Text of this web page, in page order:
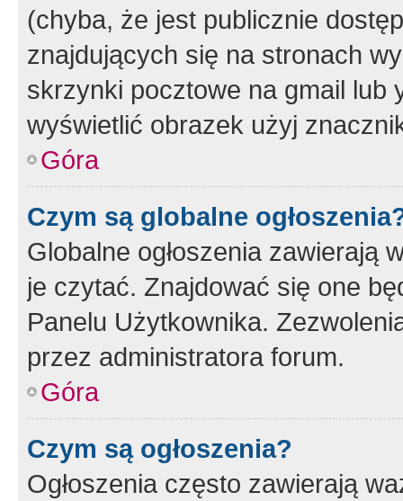
(chyba, że jest publicznie
znajdujących się na stronach
skrzynki pocztowe na gmail lub
wyświetlić obrazek użyj
Góra
Czym są globalne
Globalne ogłoszenia zawierają
je czytać. Znajdować się one
Panelu Użytkownika.
przez administratora forum.
Góra
Czym są ogłoszenia?
Ogłoszenia często zawierają